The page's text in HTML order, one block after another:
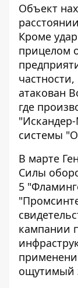
Объект
Кроме
прицелом
атакован
где
системы
В марте
Силы
5
кампании
ощутимый